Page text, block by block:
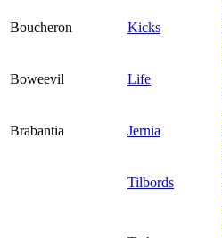
Boucheron Kicks
Boweevil Life
Brabantia Jernia
Tilbords